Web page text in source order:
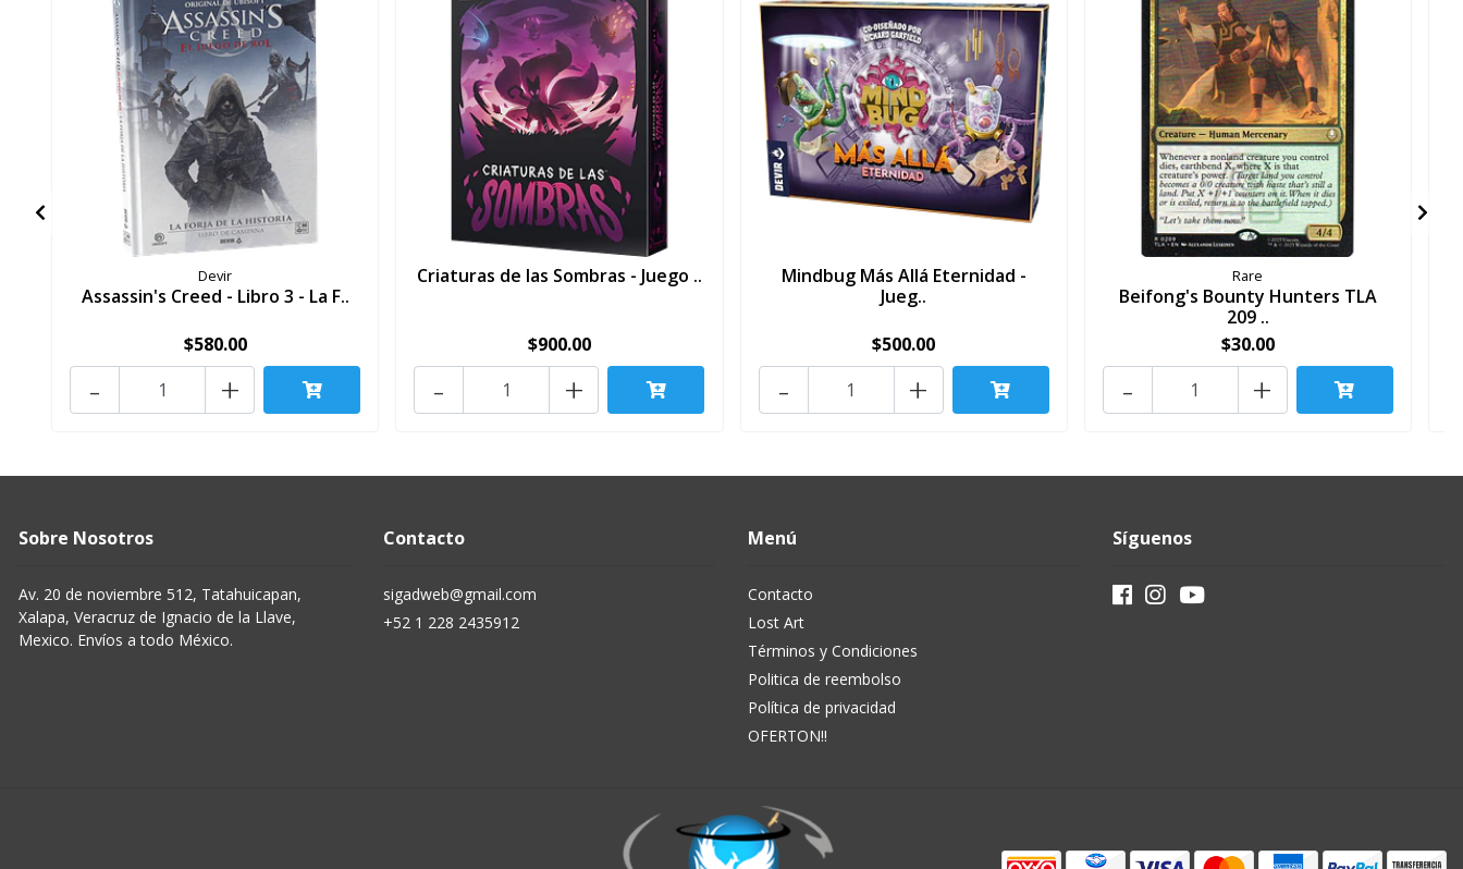
Devir
Assassin's Creed - Libro 3 - La F..
$580.00
+
-
Criaturas de las Sombras - Juego ..
$900.00
+
-
Mindbug Más Allá Eternidad -
Jueg..
$500.00
+
-
Rare
Beifong's Bounty Hunters TLA
209 ..
$30.00
+
-
Sobre Nosotros
Av. 20 de noviembre 512, Tatahuicapan,
Xalapa, Veracruz de Ignacio de la Llave,
Mexico. Envíos a todo México.
Contacto
sigadweb@gmail.com
+52 1 228 2435912
Menú
Contacto
Lost Art
Términos y Condiciones
Politica de reembolso
Política de privacidad
OFERTON!!
Síguenos